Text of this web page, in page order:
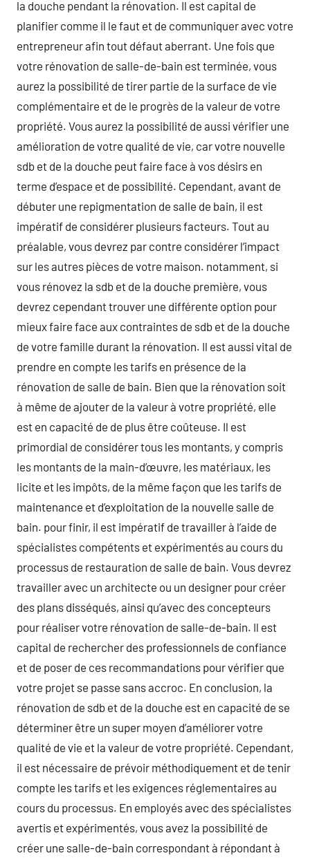
la douche pendant la rénovation. Il est capital de
planifier comme il le faut et de communiquer avec votre
entrepreneur afin tout défaut aberrant. Une fois que
votre rénovation de salle-de-bain est terminée, vous
aurez la possibilité de tirer partie de la surface de vie
complémentaire et de le progrès de la valeur de votre
propriété. Vous aurez la possibilité de aussi vérifier une
amélioration de votre qualité de vie, car votre nouvelle
sdb et de la douche peut faire face à vos désirs en
terme d’espace et de possibilité. Cependant, avant de
débuter une repigmentation de salle de bain, il est
impératif de considérer plusieurs facteurs. Tout au
préalable, vous devrez par contre considérer l’impact
sur les autres pièces de votre maison. notamment, si
vous rénovez la sdb et de la douche première, vous
devrez cependant trouver une différente option pour
mieux faire face aux contraintes de sdb et de la douche
de votre famille durant la rénovation. Il est aussi vital de
prendre en compte les tarifs en présence de la
rénovation de salle de bain. Bien que la rénovation soit
à même de ajouter de la valeur à votre propriété, elle
est en capacité de de plus être coûteuse. Il est
primordial de considérer tous les montants, y compris
les montants de la main-d’œuvre, les matériaux, les
licite et les impôts, de la même façon que les tarifs de
maintenance et d’exploitation de la nouvelle salle de
bain. pour finir, il est impératif de travailler à l’aide de
spécialistes compétents et expérimentés au cours du
processus de restauration de salle de bain. Vous devrez
travailler avec un architecte ou un designer pour créer
des plans disséqués, ainsi qu’avec des concepteurs
pour réaliser votre rénovation de salle-de-bain. Il est
capital de rechercher des professionnels de confiance
et de poser de ces recommandations pour vérifier que
votre projet se passe sans accroc. En conclusion, la
rénovation de sdb et de la douche est en capacité de se
déterminer être un super moyen d’améliorer votre
qualité de vie et la valeur de votre propriété. Cependant,
il est nécessaire de prévoir méthodiquement et de tenir
compte les tarifs et les exigences réglementaires au
cours du processus. En employés avec des spécialistes
avertis et expérimentés, vous avez la possibilité de
créer une salle-de-bain correspondant à répondant à